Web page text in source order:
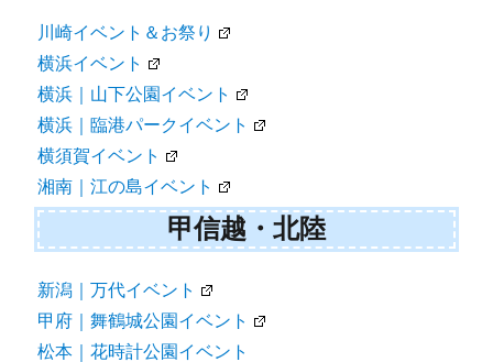
川崎イベント＆お祭り
横浜イベント
横浜｜山下公園イベント
横浜｜臨港パークイベント
横須賀イベント
湘南｜江の島イベント
甲信越・北陸
新潟｜万代イベント
甲府｜舞鶴城公園イベント
松本｜花時計公園イベント